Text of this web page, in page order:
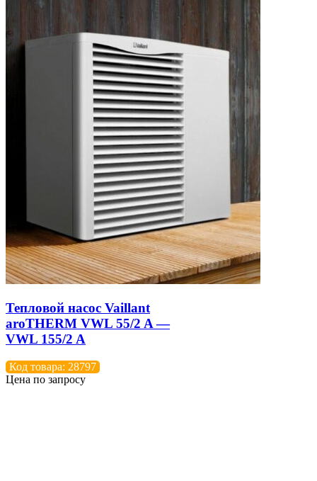
Тепловой насос Vaillant
aroTHERM VWL 55/2 A —
VWL 155/2 A
Код товара: 28797
Цена по запросу